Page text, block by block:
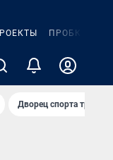
ПРОБКИ
Дворец спорта